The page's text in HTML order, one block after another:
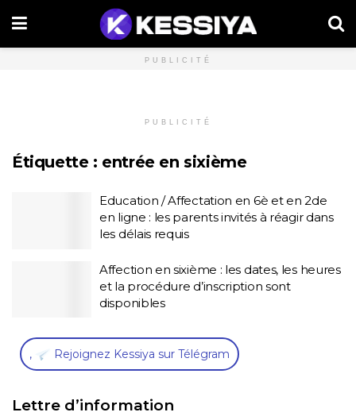
PUBLICITÉ
PUBLICITÉ
Étiquette : entrée en sixième
Education / Affectation en 6è et en 2de
en ligne : les parents invités à réagir dans
les délais requis
Affection en sixième : les dates, les heures
et la procédure d’inscription sont
disponibles
, Rejoignez Kessiya sur Télégram
Lettre d’information